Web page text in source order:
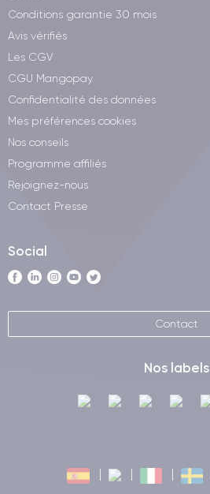
Conditions garantie 30 mois
Avis vérifiés
Les CGV
CGU Mangopay
Confidentialité des données
Mes préférences cookies
Nos conseils
Programme affiliés
Rejoignez-nous
Contact Presse
Social
Contact
Nos labels